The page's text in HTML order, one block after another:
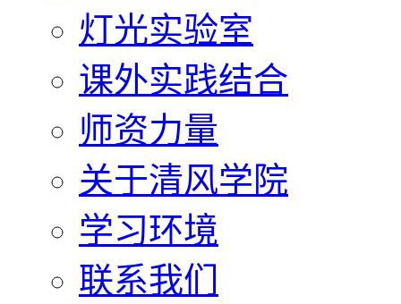
灯光实验室
课外实践结合
师资力量
关于清风学院
学习环境
联系我们